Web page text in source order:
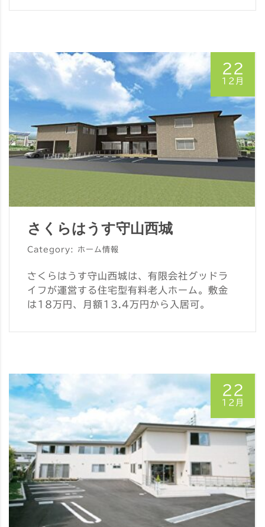
22
12月
さくらはうす守山西城
Category: ホーム情報
さくらはうす守山西城は、有限会社グッドラ
イフが運営する住宅型有料老人ホーム。敷金
は18万円、月額13.4万円から入居可。
22
12月